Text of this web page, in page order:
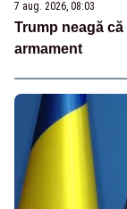
7 aug. 2026, 08:03
Trump neagă
armament